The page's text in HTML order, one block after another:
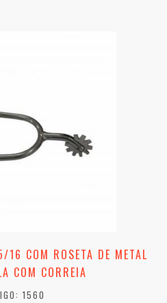
16 COM ROSETA DE METAL
COM CORREIA
1560